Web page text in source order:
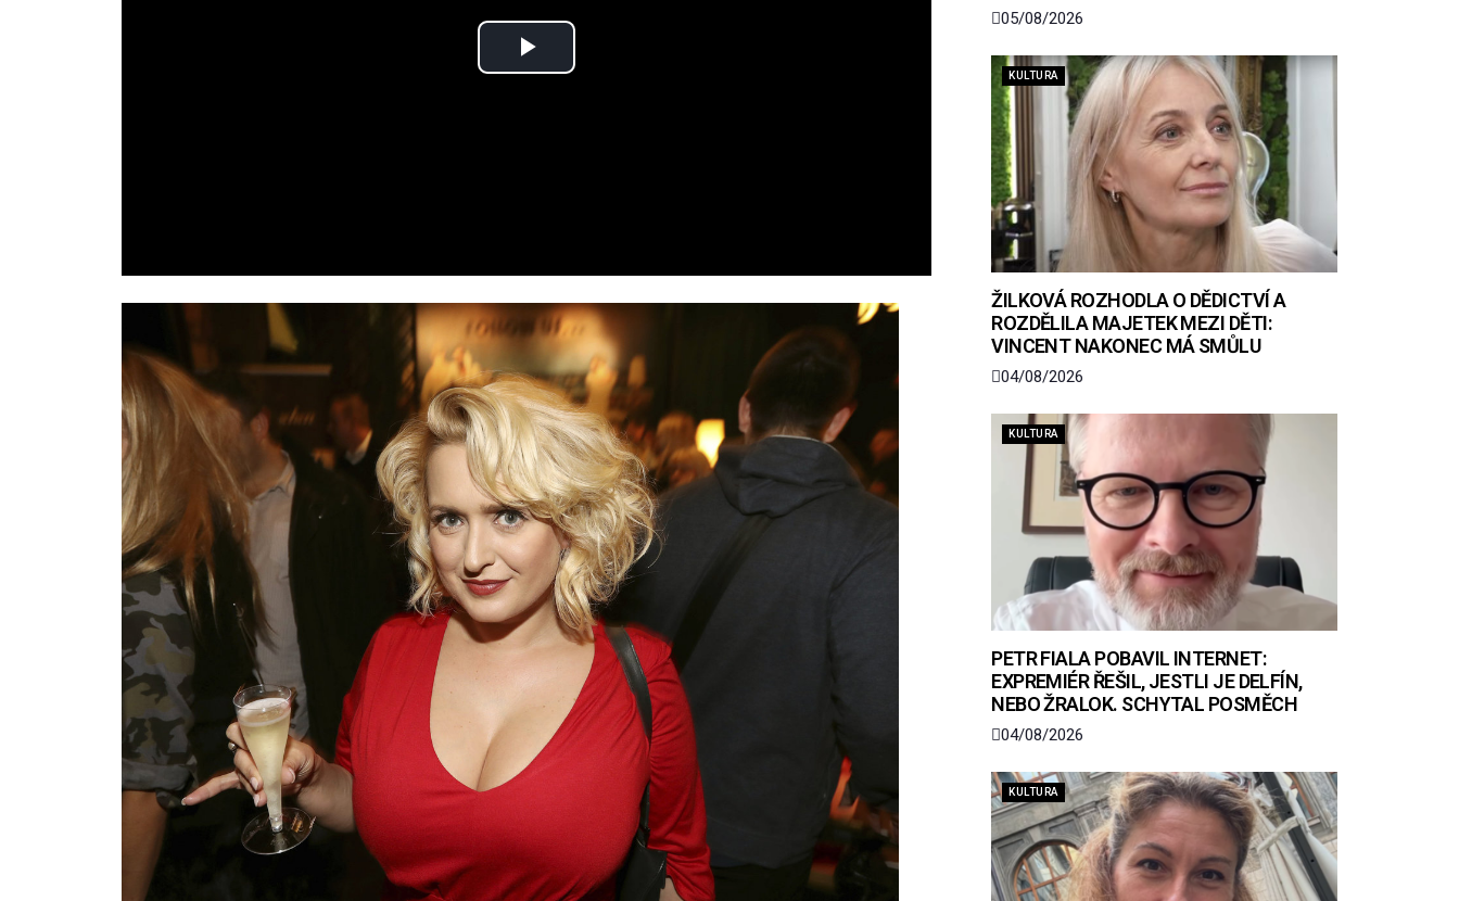
Play
05/08/2026
KULTURA
ŽILKOVÁ ROZHODLA O DĚDICTVÍ A
ROZDĚLILA MAJETEK MEZI DĚTI:
VINCENT NAKONEC MÁ SMŮLU
04/08/2026
KULTURA
PETR FIALA POBAVIL INTERNET:
EXPREMIÉR ŘEŠIL, JESTLI JE DELFÍN,
NEBO ŽRALOK. SCHYTAL POSMĚCH
04/08/2026
KULTURA